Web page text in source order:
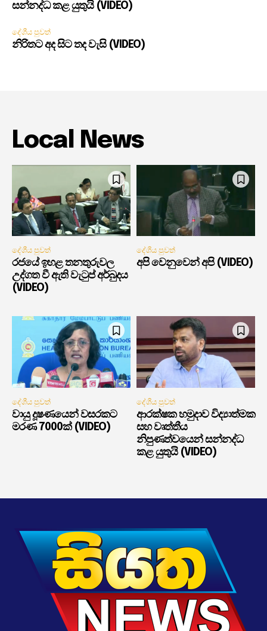
සන්නද්ධ කළ යුතුයි (VIDEO)
දේශීය පුවත්
නිරිතට අද සිට තද වැසි (VIDEO)
Local News
දේශීය පුවත්
රජයේ ඉහළ තනතුරුවල
උද්ගත වී ඇති වැටුප් අර්බුදය
(VIDEO)
දේශීය පුවත්
අපි වෙනුවෙන් අපි (VIDEO)
දේශීය පුවත්
වායු දූෂණයෙන් වසරකට
මරණ 7000ක් (VIDEO)
දේශීය පුවත්
ආරක්ෂක හමුදාව විද්‍යාත්මක
සහ වෘත්තීය
නිපුණත්වයෙන් සන්නද්ධ
කළ යුතුයි (VIDEO)